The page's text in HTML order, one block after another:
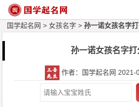
国学起名网 >女孩名字 >孙一诺女孩名字
孙一诺女孩名字打
作者：国学起名网 2021-